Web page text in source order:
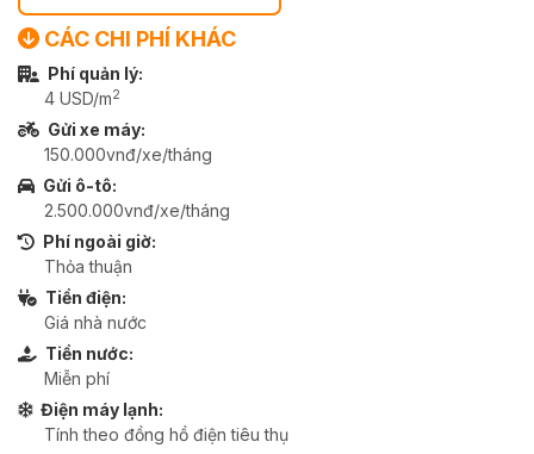
CÁC CHI PHÍ KHÁC
Phí quản lý:
4 USD/m2
Gửi xe máy:
150.000vnđ/xe/tháng
Gửi ô-tô:
2.500.000vnđ/xe/tháng
Phí ngoài giờ:
Thỏa thuận
Tiền điện:
Giá nhà nước
Tiền nước:
Miễn phí
Điện máy lạnh:
Tính theo đồng hồ điện tiêu thụ